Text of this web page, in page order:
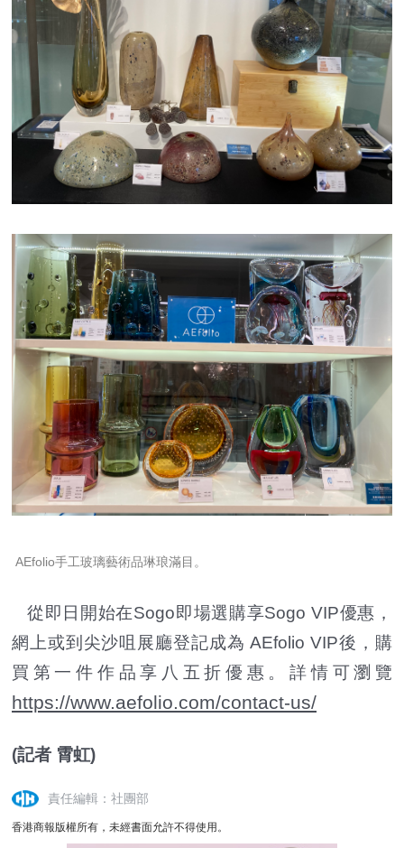
AEfolio手工玻璃藝術品琳琅滿目。
從即日開始在Sogo即場選購享Sogo VIP優惠，
網上或到尖沙咀展廳登記成為 AEfolio VIP後 ， 購
買第一件作品享八五折優惠。詳情可瀏覽
https://www.aefolio.com/contact-us/
(記者 霄虹)
責任編輯：社團部
香港商報版權所有，未經書面允許不得使用。